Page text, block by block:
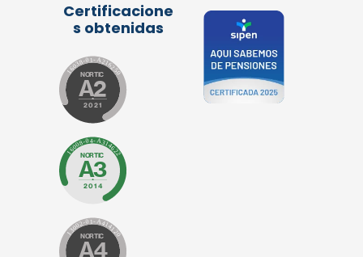
Certificacione
s obtenidas